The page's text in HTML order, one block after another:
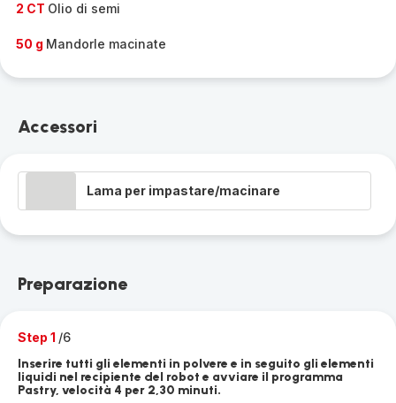
2 CT Olio di semi
50 g Mandorle macinate
Accessori
Lama per impastare/macinare
Preparazione
Step 1 /6
Inserire tutti gli elementi in polvere e in seguito gli elementi
liquidi nel recipiente del robot e avviare il programma
Pastry, velocità 4 per 2,30 minuti.